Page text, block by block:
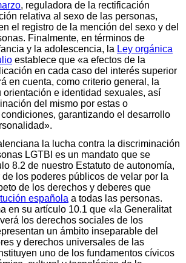
, reguladora de la rectificación
relativa al sexo de las personas,
el registro de la mención del sexo y del
Finalmente, en términos de
y la adolescencia, la Ley orgánica
establece que «a efectos de la
en cada caso del interés superior
en cuenta, como criterio general, la
orientación e identidad sexuales, así
del mismo por estas o
garantizando el desarrollo
la lucha contra la discriminación
LGTBI es un mandato que se
8.2 de nuestro Estatuto de autonomía,
los poderes públicos de velar por la
de los derechos y deberes que
española a todas las personas.
en su artículo 10.1 que «la Generalitat
los derechos sociales de los
un ámbito inseparable del
y derechos universales de las
uno de los fundamentos cívicos